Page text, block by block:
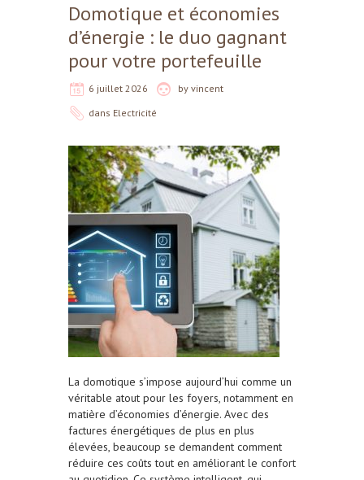
Domotique et économies
d’énergie : le duo gagnant
pour votre portefeuille
6 juillet 2026 by vincent
dans Electricité
La domotique s’impose aujourd’hui comme un
véritable atout pour les foyers, notamment en
matière d’économies d’énergie. Avec des
factures énergétiques de plus en plus
élevées, beaucoup se demandent comment
réduire ces coûts tout en améliorant le confort